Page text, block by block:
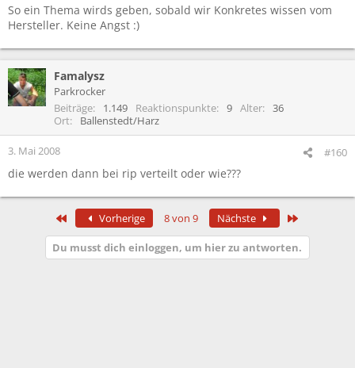
So ein Thema wirds geben, sobald wir Konkretes wissen vom
Hersteller. Keine Angst :)
Famalysz
Parkrocker
Beiträge
1.149 Reaktionspunkte 9 Alter
36
Ort
Ballenstedt/Harz
3. Mai 2008 #160
die werden dann bei rip verteilt oder wie???
Erste Vorherige 8 von 9 Nächste
Du musst dich einloggen, um hier zu antworten.